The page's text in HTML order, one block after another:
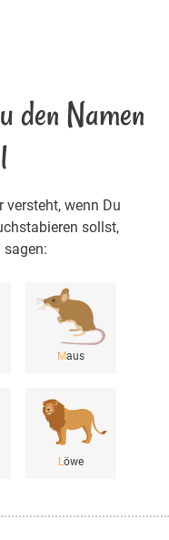
den Namen
wenn Du
sollst,
Maus
Löwe